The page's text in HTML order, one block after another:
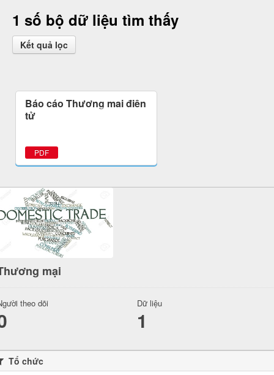
1 số bộ dữ liệu tìm thấy
Kết quả lọc
Báo cáo Thương mại điện
tử
PDF
mại
theo dõi Dữ liệu
1
Tổ chức